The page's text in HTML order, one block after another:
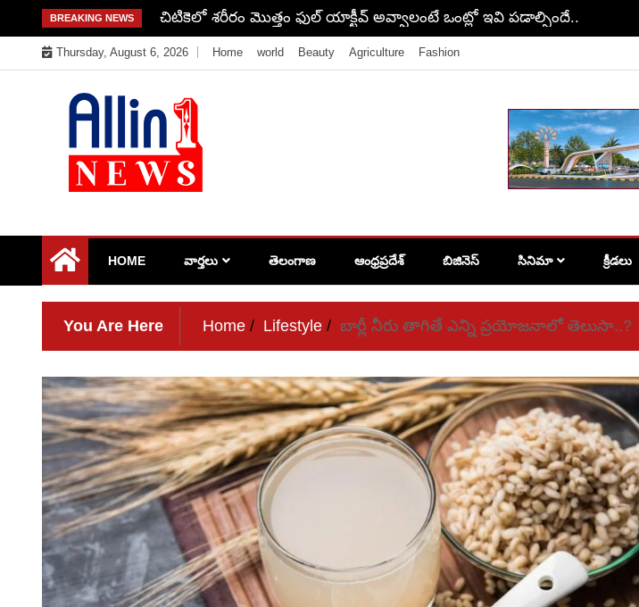
to
content
BREAKING NEWS చిటికెలో శరీరం మొత్తం ఫుల్ యాక్టీవ్ అవ్వాలంటే ఒంట్లో ఇవి పడాల్సిందే..
Thursday, August 6, 2026 Home world Beauty Agriculture Fashion
HOME వార్తలు తెలంగాణ ఆంధ్రప్రదేశ్ బిజినెస్ సినిమా క్రీడలు
You Are Here Home Lifestyle బార్లీ నీరు తాగితే ఎన్ని ప్రయోజనాలో తెలుసా..?